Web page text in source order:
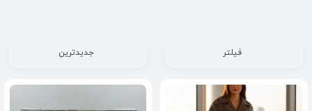
فیلتر جدیدترین